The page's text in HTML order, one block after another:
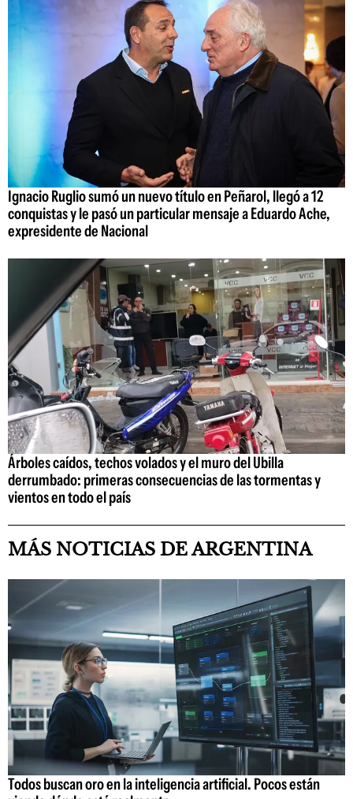
Ignacio Ruglio sumó un nuevo título en Peñarol, llegó a 12
conquistas y le pasó un particular mensaje a Eduardo Ache,
expresidente de Nacional
Árboles caídos, techos volados y el muro del Ubilla
derrumbado: primeras consecuencias de las tormentas y
vientos en todo el país
MÁS NOTICIAS DE ARGENTINA
Todos buscan oro en la inteligencia artificial. Pocos están